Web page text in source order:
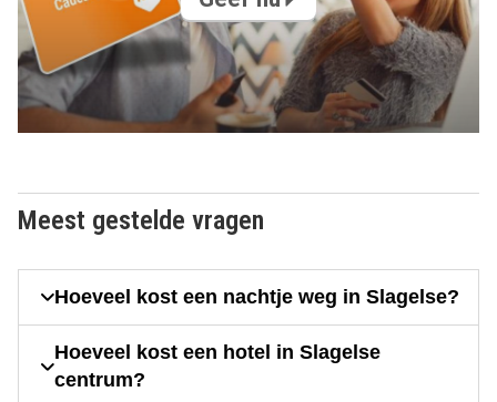
Meest gestelde vragen
Hoeveel kost een nachtje weg in Slagelse?
Hoeveel kost een hotel in Slagelse
centrum?